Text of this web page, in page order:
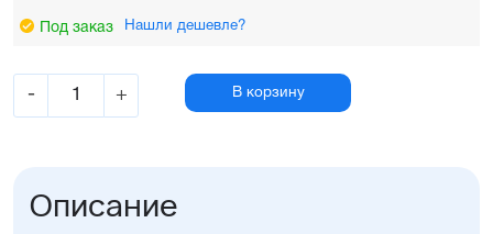
Под заказ Нашли дешевле?
- + В корзину
Описание